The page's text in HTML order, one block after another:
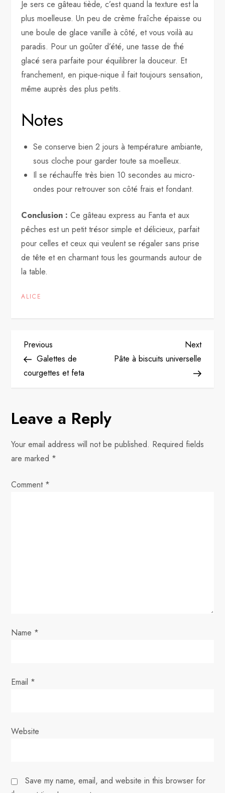
Je sers ce gâteau tiède, c’est quand la texture est la
plus moelleuse. Un peu de crème fraîche épaisse ou
une boule de glace vanille à côté, et vous voilà au
paradis. Pour un goûter d’été, une tasse de thé
glacé sera parfaite pour équilibrer la douceur. Et
franchement, en pique-nique il fait toujours sensation,
même auprès des plus petits.
Notes
Se conserve bien 2 jours à température ambiante,
sous cloche pour garder toute sa moelleux.
Il se réchauffe très bien 10 secondes au micro-
ondes pour retrouver son côté frais et fondant.
Conclusion : Ce gâteau express au Fanta et aux
pêches est un petit trésor simple et délicieux, parfait
pour celles et ceux qui veulent se régaler sans prise
de tête et en charmant tous les gourmands autour de
la table.
ALICE
P
o
t
n
a
v
o
Previous
Post
Previous
Galettes de
courgettes et feta
Next
Post
Next
Pâte à biscuits universelle
Leave a Reply
Your email address will not be published. Required fields
are marked *
Comment *
Name *
Email *
Website
Save my name, email, and website in this browser for